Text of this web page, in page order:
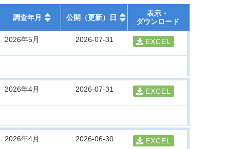
調査年月 公開（更新）日
表示・
ダウンロード
2026年5月 2026-07-31 EXCEL
2026年4月 2026-07-31 EXCEL
2026年4月 2026-06-30 EXCEL